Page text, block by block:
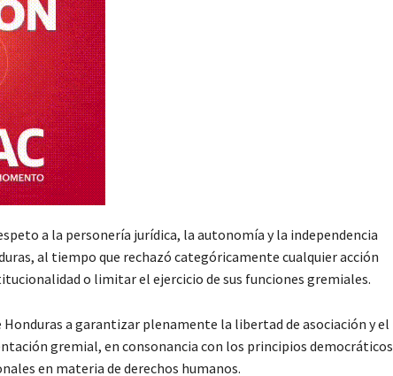
a la personería jurídica, la autonomía y la independencia
al tiempo que rechazó categóricamente cualquier acción
o limitar el ejercicio de sus funciones gremiales.
Honduras a garantizar plenamente la libertad de asociación y el
gremial, en consonancia con los principios democráticos
en materia de derechos humanos.